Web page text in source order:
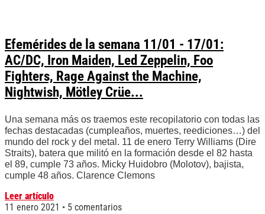
Efemérides de la semana 11/01 - 17/01:
AC/DC, Iron Maiden, Led Zeppelin, Foo
Fighters, Rage Against the Machine,
Nightwish, Mötley Crüe...
Una semana más os traemos este recopilatorio con todas las
fechas destacadas (cumpleaños, muertes, reediciones…) del
mundo del rock y del metal. 11 de enero Terry Williams (Dire
Straits), batera que militó en la formación desde el 82 hasta
el 89, cumple 73 años. Micky Huidobro (Molotov), bajista,
cumple 48 años. Clarence Clemons
Leer artículo
11 enero 2021
5 comentarios